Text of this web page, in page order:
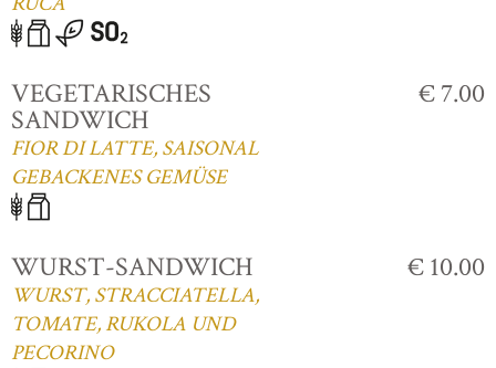
VEGETARISCHES
SANDWICH
FIOR DI LATTE, SAISONAL
GEBACKENES GEMÜSE
€ 7.00
WURST-SANDWICH
WURST, STRACCIATELLA,
TOMATE, RUKOLA UND
PECORINO
€ 10.00